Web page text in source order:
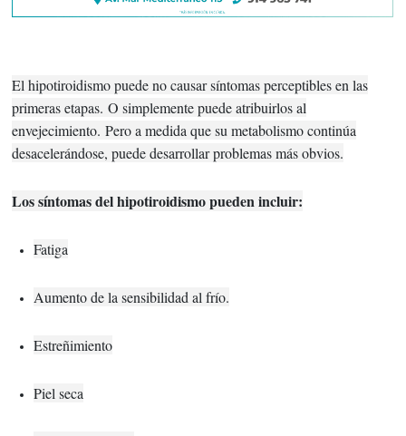
El hipotiroidismo puede no causar síntomas perceptibles en las
primeras etapas.O simplemente puede atribuirlos al
envejecimiento.Pero a medida que su metabolismo continúa
desacelerándose, puede desarrollar problemas más obvios.
Los síntomas del hipotiroidismo pueden incluir:
Fatiga
Aumento de la sensibilidad al frío.
Estreñimiento
Piel seca